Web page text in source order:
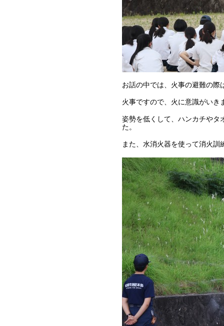
お話の中では、火事の避難の際
火事ですので、火に意識がいき
姿勢を低くして、ハンカチやタ
た。
また、水消火器を使って消火訓